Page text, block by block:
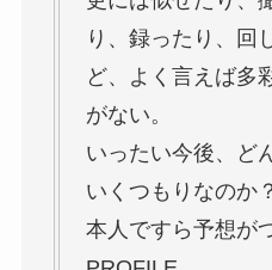
り、録ったり、回
ど、よく言えば多
がない。
いったい今後、ど
いくつもりなのか？
本人ですら予想が